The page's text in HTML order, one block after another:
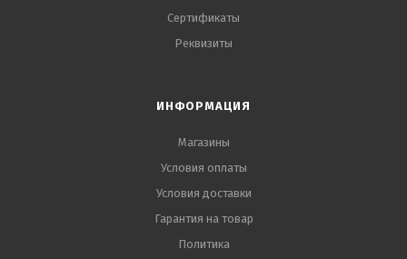
Сертификаты
Реквизиты
ИНФОРМАЦИЯ
Магазины
Условия оплаты
Условия доставки
Гарантия на товар
Политика